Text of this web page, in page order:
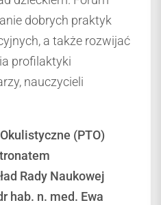
dobrych praktyk
a także rozwijać
profilaktyki
nauczycieli
(PTO)
Rady Naukowej
hab. n. med. Ewa